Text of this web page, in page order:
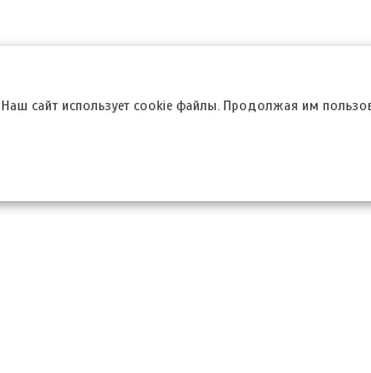
Hаш сайт использует cookie файлы. Продолжая им